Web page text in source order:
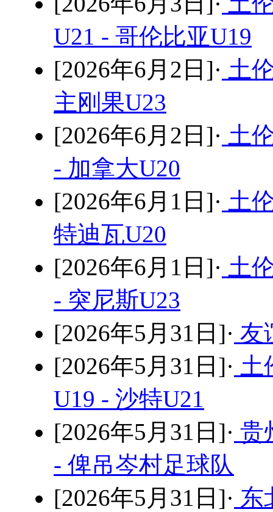
U21 - 哥伦比亚U19
[2026年6月2日]· 土
主刚果U23
[2026年6月2日]· 土
- 加拿大U20
[2026年6月1日]· 土
特迪瓦U20
[2026年6月1日]· 土
- 突尼斯U23
[2026年5月31日]· 友
[2026年5月31日]· 土
U19 - 沙特U21
[2026年5月31日]· 贵
- 俾吊岑村足球队
[2026年5月31日]· 东